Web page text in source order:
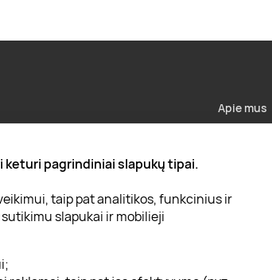
pagrindiniai slapukų tipai.
taip pat analitikos, funkcinius ir
slapukai ir mobilieji
Apie mus
Karjera